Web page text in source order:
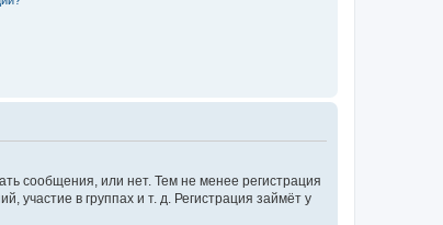
сообщения, или нет. Тем не менее регистрация
в группах и т. д. Регистрация займёт у